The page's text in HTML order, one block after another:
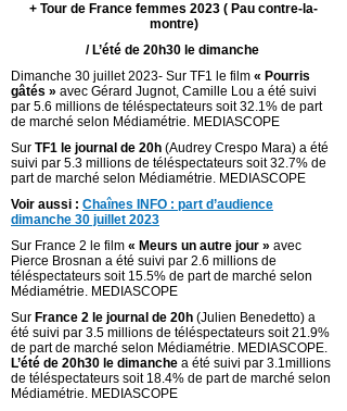
+ Tour de France femmes 2023 ( Pau contre-la-
montre)
/ L’été de 20h30 le dimanche
Dimanche 30 juillet 2023- Sur TF1 le film « Pourris
gâtés » avec Gérard Jugnot, Camille Lou a été suivi
par 5.6 millions de téléspectateurs soit 32.1% de part
de marché selon Médiamétrie. MEDIASCOPE
Sur TF1 le journal de 20h (Audrey Crespo Mara) a été
suivi par 5.3 millions de téléspectateurs soit 32.7% de
part de marché selon Médiamétrie. MEDIASCOPE
Voir aussi : Chaînes INFO : part d’audience
dimanche 30 juillet 2023
Sur France 2 le film « Meurs un autre jour » avec
Pierce Brosnan a été suivi par 2.6 millions de
téléspectateurs soit 15.5% de part de marché selon
Médiamétrie. MEDIASCOPE
Sur France 2 le journal de 20h (Julien Benedetto) a
été suivi par 3.5 millions de téléspectateurs soit 21.9%
de part de marché selon Médiamétrie. MEDIASCOPE.
L’été de 20h30 le dimanche a été suivi par 3.1millions
de téléspectateurs soit 18.4% de part de marché selon
Médiamétrie. MEDIASCOPE